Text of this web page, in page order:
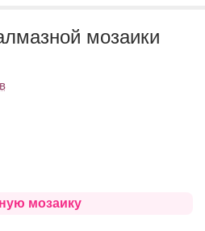
мозаики
мозаику